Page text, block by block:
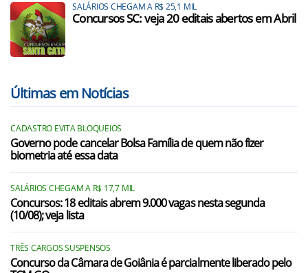
SALÁRIOS CHEGAM A R$ 25,1 MIL
Concursos SC: veja 20 editais abertos em Abril
Últimas em Notícias
CADASTRO EVITA BLOQUEIOS
Governo pode cancelar Bolsa Família de quem não fizer
biometria até essa data
SALÁRIOS CHEGAM A R$ 17,7 MIL
Concursos: 18 editais abrem 9.000 vagas nesta segunda
(10/08); veja lista
TRÊS CARGOS SUSPENSOS
Concurso da Câmara de Goiânia é parcialmente liberado pelo